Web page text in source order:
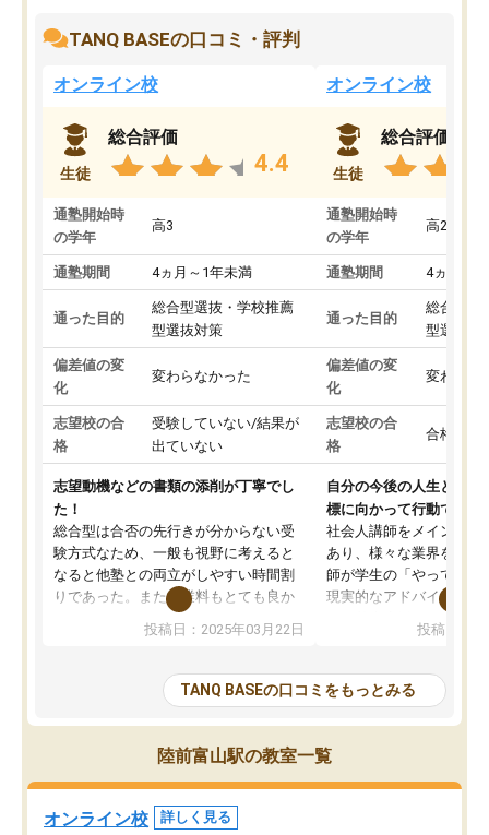
TANQ BASEの口コミ・評判
オンライン校
生徒
総合評価
4.4
通塾開始時
の学年
高3
通塾期間 4ヵ月～1年未満
通った目的
総合型選抜・学校推薦
型選抜対策
偏差値の変
化
変わらなかった
志望校の合
格
受験していない/結果が
出ていない
志望動機などの書類の添削が丁寧でし
た！
総合型は合否の先行きが分からない受
験方式なため、一般も視野に考えると
なると他塾との両立がしやすい時間割
りであった。また授業料もとても良か
総合型の多くの塾は大学生が見ること
大学生の目だけでなく、数人の大人に
も目を通して頂ける。そのため多くの
意見を聞くことができ、より良いもの
を推敲することが可能だ。
どの人も優しく、親身に接してくださ
るのでやる気も出て、良かったで
す！！
投稿日：2025年03月22日
オンライン校
生徒
総合評価
通塾開始時
の学年
高2
通塾期間 4ヵ月～1
通った目的
総合型選
型選抜対
偏差値の変
化
変わらな
志望校の合
格
合格した
自分の今後の人生と真剣
標に向かって行動できる
社会人講師をメインとし
あり、様々な業界を経験
師が学生の「やってみた
現実的なアドバイスを行
分野について学生知識
総合型選抜対策として志
接・小論文などの技術指
ション内容になっていま
選抜を通して将来自分が
を社会人として働いてい
投稿日：
TANQ BASEの口コミをもっとみる
陸前富山駅の教室一覧
オンライン校 詳しく見る